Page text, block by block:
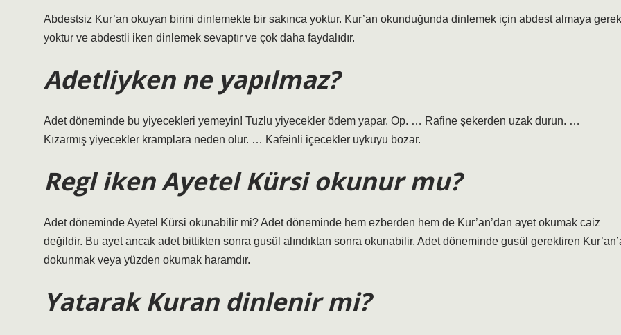
Abdestsiz Kur’an okuyan birini dinlemekte bir sakınca yoktur. Kur’an okunduğunda dinlemek için abdest almaya gerek
yoktur ve abdestli iken dinlemek sevaptır ve çok daha faydalıdır.
Adetliyken ne yapılmaz?
Adet döneminde bu yiyecekleri yemeyin! Tuzlu yiyecekler ödem yapar. Op. … Rafine şekerden uzak durun. …
Kızarmış yiyecekler kramplara neden olur. … Kafeinli içecekler uykuyu bozar.
Regl iken Ayetel Kürsi okunur mu?
Adet döneminde Ayetel Kürsi okunabilir mi? Adet döneminde hem ezberden hem de Kur’an’dan ayet okumak caiz
değildir. Bu ayet ancak adet bittikten sonra gusül alındıktan sonra okunabilir. Adet döneminde gusül gerektiren
dokunmak veya yüzden okumak haramdır.
Yatarak Kuran dinlenir mi?